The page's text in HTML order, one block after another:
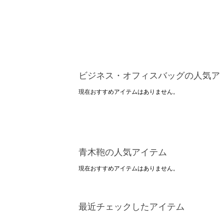
ビジネス・オフィスバッグの人気
現在おすすめアイテムはありません。
青木鞄の人気アイテム
現在おすすめアイテムはありません。
最近チェックしたアイテム